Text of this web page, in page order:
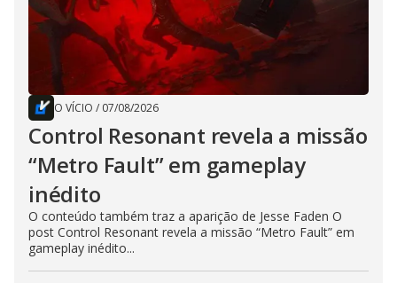
O VÍCIO / 07/08/2026
Control Resonant revela a missão
“Metro Fault” em gameplay
inédito
O conteúdo também traz a aparição de Jesse Faden O
post Control Resonant revela a missão “Metro Fault” em
gameplay inédito...